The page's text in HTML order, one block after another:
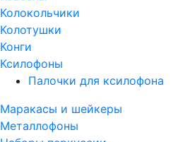
Колокольчики
Колотушки
Конги
Ксилофоны
Палочки для ксилофона
Маракасы и шейкеры
Металлофоны